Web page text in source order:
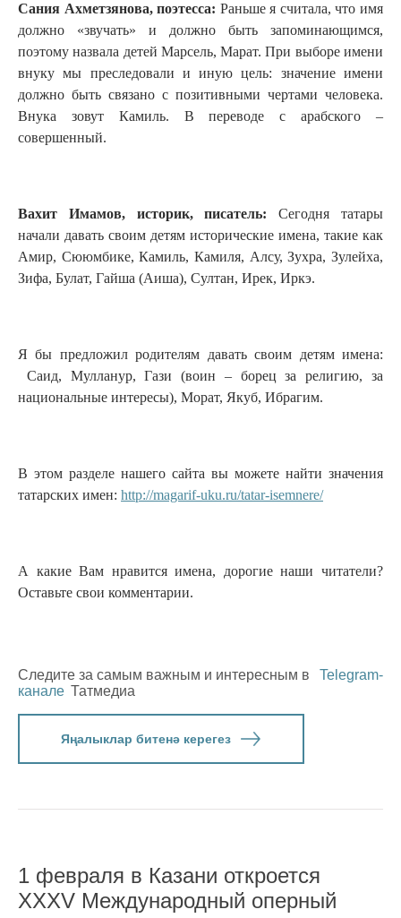
Сания Ахметзянова, поэтесса: Раньше я считала, что имя
должно «звучать» и должно быть запоминающимся,
поэтому назвала детей Марсель, Марат. При выборе имени
внуку мы преследовали и иную цель: значение имени
должно быть связано с позитивными чертами человека.
Внука зовут Камиль. В переводе с арабского –
совершенный.
Вахит Имамов, историк, писатель:Сегодня татары
начали давать своим детям исторические имена, такие как
Амир, Сююмбике, Камиль, Камиля, Алсу, Зухра, Зулейха,
Зифа, Булат, Гайша (Аиша), Султан, Ирек, Иркэ.
Я бы предложил родителям давать своим детям имена:
Саид, Мулланур, Гази (воин – борец за религию, за
национальные интересы), Морат, Якуб, Ибрагим.
В этом разделе нашего сайта вы можете найти значения
татарских имен: http://magarif-uku.ru/tatar-isemnere/
А какие Вам нравится имена, дорогие наши читатели?
Оставьте свои комментарии.
Следите за самым важным и интересным в
Telegram-
канале Татмедиа
Яңалыклар битенә керегез
1 февраля в Казани откроется
XXXV Международный оперный